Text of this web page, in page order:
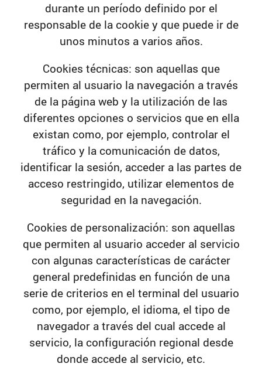
durante un período definido por el
responsable de la cookie y que puede ir de
unos minutos a varios años.
Cookies técnicas: son aquellas que
permiten al usuario la navegación a través
de la página web y la utilización de las
diferentes opciones o servicios que en ella
existan como, por ejemplo, controlar el
tráfico y la comunicación de datos,
identificar la sesión, acceder a las partes de
acceso restringido, utilizar elementos de
seguridad en la navegación.
Cookies de personalización: son aquellas
que permiten al usuario acceder al servicio
con algunas características de carácter
general predefinidas en función de una
serie de criterios en el terminal del usuario
como, por ejemplo, el idioma, el tipo de
navegador a través del cual accede al
servicio, la configuración regional desde
donde accede al servicio, etc.